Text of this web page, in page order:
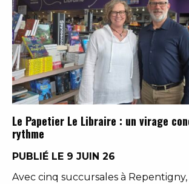
Le Papetier Le Libraire : un virage
rythme
PUBLIÉ LE 9 JUIN 26
Avec cinq succursales à